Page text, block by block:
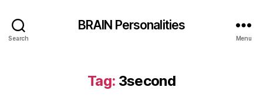
Search
BRAIN Personalities
Menu
Tag: 3second